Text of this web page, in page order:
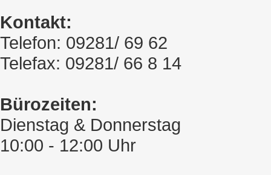
Kontakt:
Telefon: 09281/ 69 62
Telefax: 09281/ 66 8 14
Bürozeiten:
Dienstag & Donnerstag
10:00 - 12:00 Uhr